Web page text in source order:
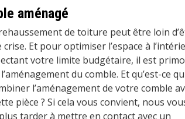
aménagé
de toiture peut être loin
Et pour optimiser l’espace à
votre limite budgétaire, il est
du comble. Et qu’est-ce
l’aménagement de votre comble
pièce ? Si cela vous convient, nous
tarder à mettre en contact avec un